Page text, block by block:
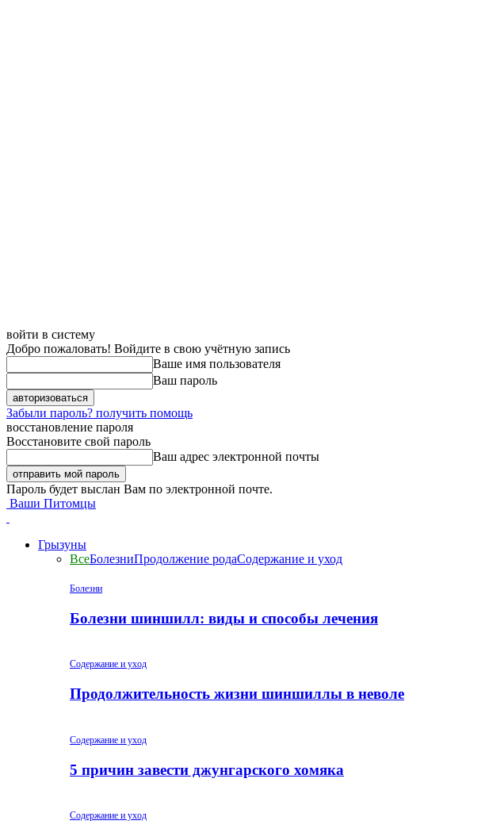
войти в систему
Добро пожаловать! Войдите в свою учётную запись
Ваше имя пользователя
Ваш пароль
Забыли пароль? получить помощь
восстановление пароля
Восстановите свой пароль
Ваш адрес электронной почты
Пароль будет выслан Вам по электронной почте.
Ваши Питомцы
Грызуны
ВсеБолезниПродолжение родаСодержание и уход
Болезни
Болезни шиншилл: виды и способы лечения
Содержание и уход
Продолжительность жизни шиншиллы в неволе
Содержание и уход
5 причин завести джунгарского хомяка
Содержание и уход